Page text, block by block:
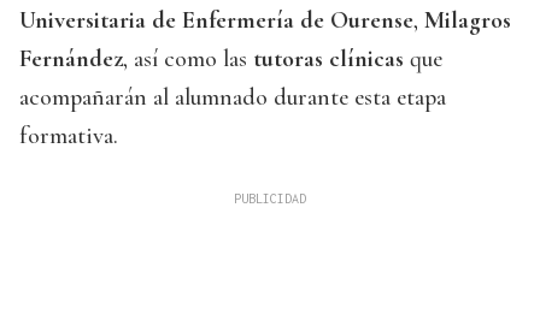
Universitaria de Enfermería de Ourense, Milagros
Fernández, así como las tutoras clínicas que
acompañarán al alumnado durante esta etapa
formativa.